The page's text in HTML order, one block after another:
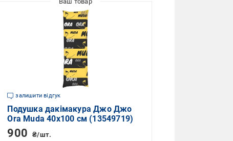
залишити відгук
Подушка дакімакура Джо Джо
Ora Muda 40х100 см (13549719)
900 ₴/шт.